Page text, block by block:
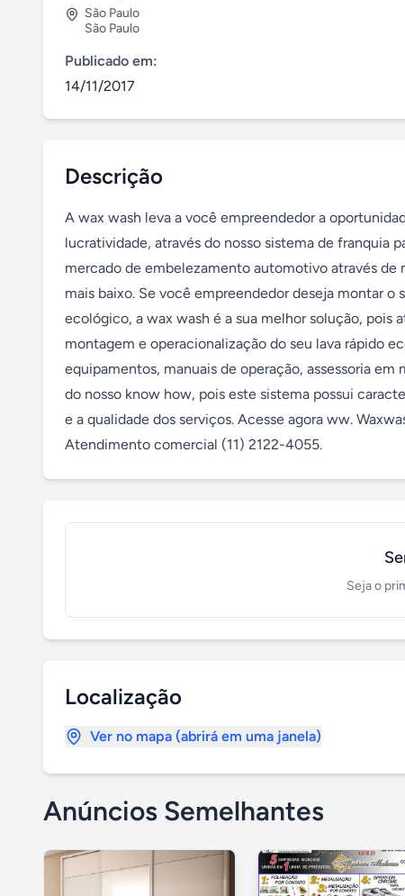
São Paulo
São Paulo
Publicado em:
14/11/2017
Descrição
A wax wash leva a você empreendedor a
lucratividade, através do nosso sistema de franquia
mercado de embelezamento automotivo através
mais baixo. Se você empreendedor deseja montar
ecológico, a wax wash é a sua melhor solução, pois
montagem e operacionalização do seu lava rápido
equipamentos, manuais de operação, assessoria
do nosso know how, pois este sistema possui
e a qualidade dos serviços. Acesse agora ww.
Atendimento comercial (11) 2122-4055.
Seja o
Localização
Ver no mapa (abrirá em uma janela)
Anúncios Semelhantes